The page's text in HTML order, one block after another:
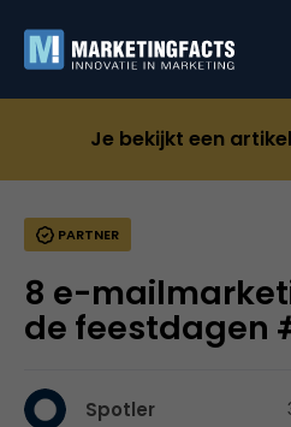
Je bekijkt een
PARTNER
8 e-
de feestdagen
Spotler